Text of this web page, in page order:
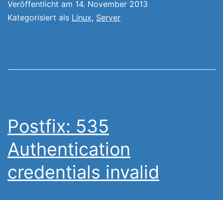
Veröffentlicht am 14. November 2013
Kategorisiert als Linux, Server
Postfix: 535
Authentication
credentials invalid